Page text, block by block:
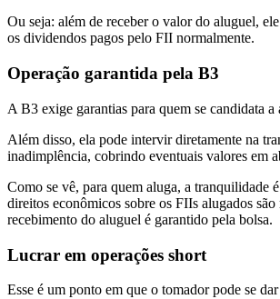
Ou seja: além de receber o valor do aluguel,
os dividendos pagos pelo FII normalmente.
Operação garantida pela B3
A B3 exige garantias para quem se candidata a
Além disso, ela pode intervir diretamente na
inadimplência, cobrindo eventuais valores em
Como se vê, para quem aluga, a tranquilidade
direitos econômicos sobre os FIIs alugados são
recebimento do aluguel é garantido pela bolsa.
Lucrar em operações short
Esse é um ponto em que o tomador pode se